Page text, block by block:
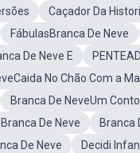
Caçador Da
FábulasBranca De Neve
De Neve E
No Chão Com a
Branca De NeveUm
De Neve
Branca
De Neve
Decidi